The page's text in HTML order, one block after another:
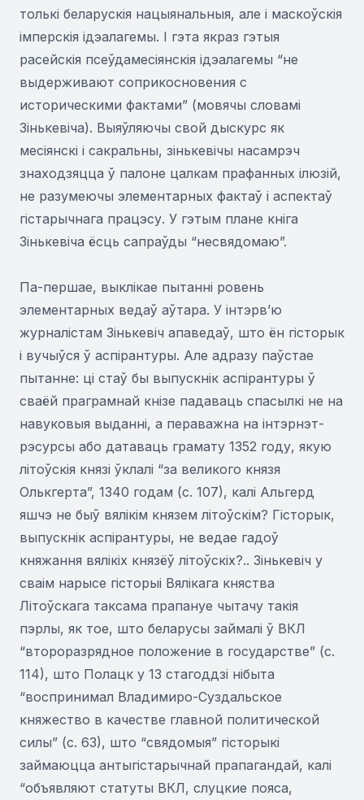
толькі беларускія нацыянальныя, але і маскоўскія
імперскія ідэалагемы. І гэта якраз гэтыя
расейскія псеўдамесіянскія ідэалагемы “не
выдерживают соприкосновения с
историческими фактами” (мовячы словамі
Зінькевіча). Выяўляючы свой дыскурс як
месіянскі і сакральны, зінькевічы насамрэч
знаходзяцца ў палоне цалкам прафанных ілюзій,
не разумеючы элементарных фактаў і аспектаў
гістарычнага працэсу. У гэтым плане кніга
Зінькевіча ёсць сапраўды “несвядомаю”.
Па-першае, выклікае пытанні ровень
элементарных ведаў аўтара. У інтэрв’ю
журналістам Зінькевіч апаведаў, што ён гісторык
і вучыўся ў аспірантуры. Але адразу паўстае
пытанне: ці стаў бы выпускнік аспірантуры ў
сваёй праграмнай кнізе падаваць спасылкі не на
навуковыя выданні, а пераважна на інтэрнэт-
рэсурсы або датаваць грамату 1352 году, якую
літоўскія князі ўклалі “за великого князя
Олькгерта”, 1340 годам (с. 107), калі Альгерд
яшчэ не быў вялікім князем літоўскім? Гісторык,
выпускнік аспірантуры, не ведае гадоў
княжання вялікіх князёў літоўскіх?.. Зінькевіч у
сваім нарысе гісторыі Вялікага княства
Літоўскага таксама прапануе чытачу такія
пэрлы, як тое, што беларусы займалі ў ВКЛ
“второразрядное положение в государстве” (с.
114), што Полацк у 13 стагоддзі нібыта
“воспринимал Владимиро-Суздальское
княжество в качестве главной политической
силы” (с. 63), што “свядомыя” гісторыкі
займаюцца антыгістарычнай прапагандай, калі
“объявляют статуты ВКЛ, слуцкие пояса,